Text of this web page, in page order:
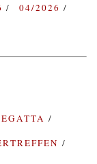
04/2026